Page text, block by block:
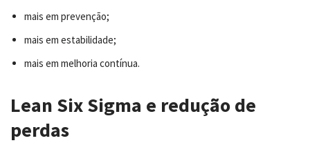
mais em prevenção;
mais em estabilidade;
mais em melhoria contínua.
Lean Six Sigma e redução de
perdas